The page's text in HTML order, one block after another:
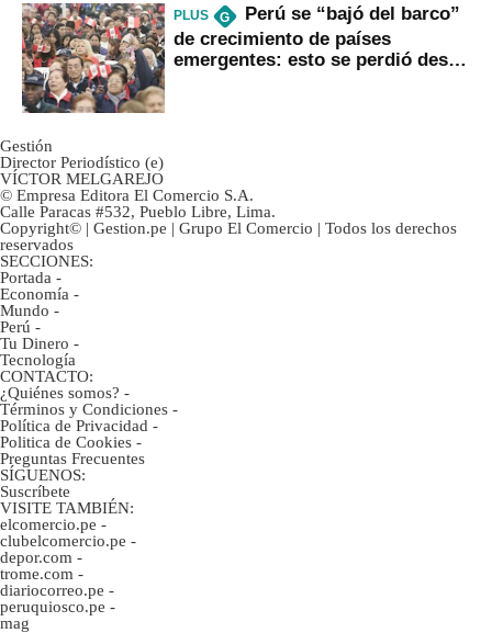
PLUS G
Perú se “bajó del barco”
de crecimiento de países
emergentes: esto se perdió desde
Gestión
Director Periodístico (e)
VÍCTOR MELGAREJO
© Empresa Editora El Comercio S.A.
Calle Paracas #532, Pueblo Libre, Lima.
Copyright© | Gestion.pe | Grupo El Comercio | Todos los derechos
reservados
SECCIONES:
Portada -
Economía -
Mundo -
Perú -
Tu Dinero -
Tecnología
CONTACTO:
¿Quiénes somos? -
Términos y Condiciones -
Política de Privacidad -
Politica de Cookies -
Preguntas Frecuentes
SÍGUENOS:
Suscríbete
VISITE TAMBIÉN:
elcomercio.pe -
clubelcomercio.pe -
depor.com -
trome.com -
diariocorreo.pe -
peruquiosco.pe -
mag